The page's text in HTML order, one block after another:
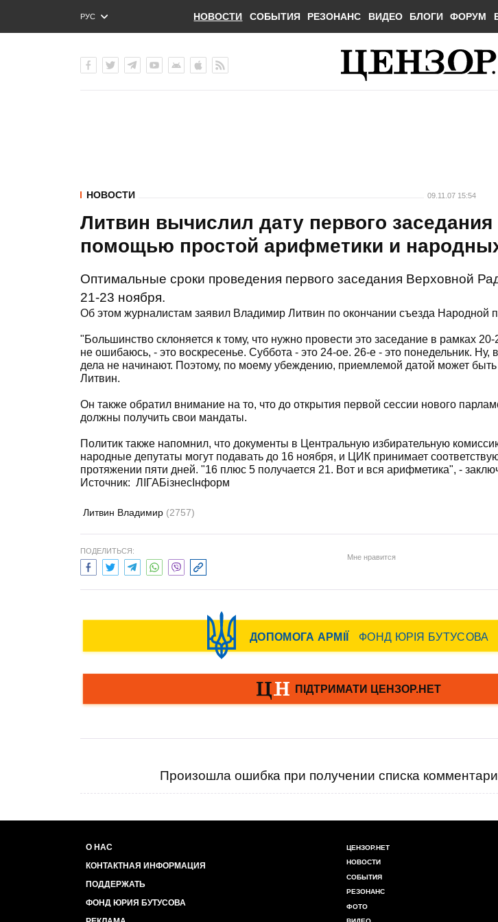
РУС
ENG
НОВОСТИ СОБЫТИЯ РЕЗОНАНС ВИДЕО БЛОГИ ФОРУМ
НОВОСТИ 09.11.07 15:54
Литвин вычислил дату первого
помощью простой арифметики и
Оптимальные сроки проведения первого заседания Верховной
21-23 ноября.
Об этом журналистам заявил Владимир Литвин по окончании съезда Народной
"Большинство склоняется к тому, что нужно провести это заседание в рамках
не ошибаюсь, - это воскресенье. Суббота - это 24-ое. 26-е - это понедельник. Ну,
дела не начинают. Поэтому, по моему убеждению, приемлемой датой может
Литвин.
Он также обратил внимание на то, что до открытия первой сессии нового
должны получить свои мандаты.
Политик также напомнил, что документы в Центральную избирательную
народные депутаты могут подавать до 16 ноября, и ЦИК принимает
протяжении пяти дней. "16 плюс 5 получается 21. Вот и вся арифметика", -
Источник: ЛIГАБiзнесIнформ
Литвин Владимир (2757)
ПОДЕЛИТЬСЯ:
Мне нравится
Произошла ошибка при получении списка
О НАС
КОНТАКТНАЯ ИНФОРМАЦИЯ
ПОДДЕРЖАТЬ
ФОНД ЮРИЯ БУТУСОВА
ЦЕНЗОР.НЕТ
НОВОСТИ
СОБЫТИЯ
РЕЗОНАНС
ФОТО